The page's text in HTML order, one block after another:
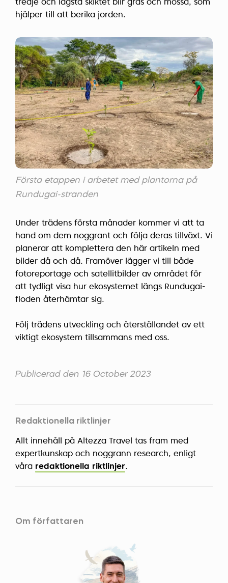
tredje och lägsta skiktet blir gräs och mossa, som
hjälper till att berika jorden.
Första etappen i arbetet med plantorna på
Rundugai-stranden
Under trädens första månader kommer vi att ta
hand om dem noggrant och följa deras tillväxt. Vi
planerar att komplettera den här artikeln med
bilder då och då. Framöver lägger vi till både
fotoreportage och satellitbilder av området för
att tydligt visa hur ekosystemet längs Rundugai-
floden återhämtar sig.
Följ trädens utveckling och återställandet av ett
viktigt ekosystem tillsammans med oss.
Publicerad den 16 October 2023
Redaktionella riktlinjer
Allt innehåll på Altezza Travel tas fram med
expertkunskap och noggrann research, enligt
våra redaktionella riktlinjer.
Om författaren